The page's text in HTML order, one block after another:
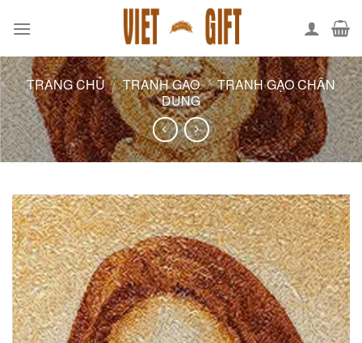
TRANG CHỦ / TRANH GẠO / TRANH GẠO CHÂN
DUNG